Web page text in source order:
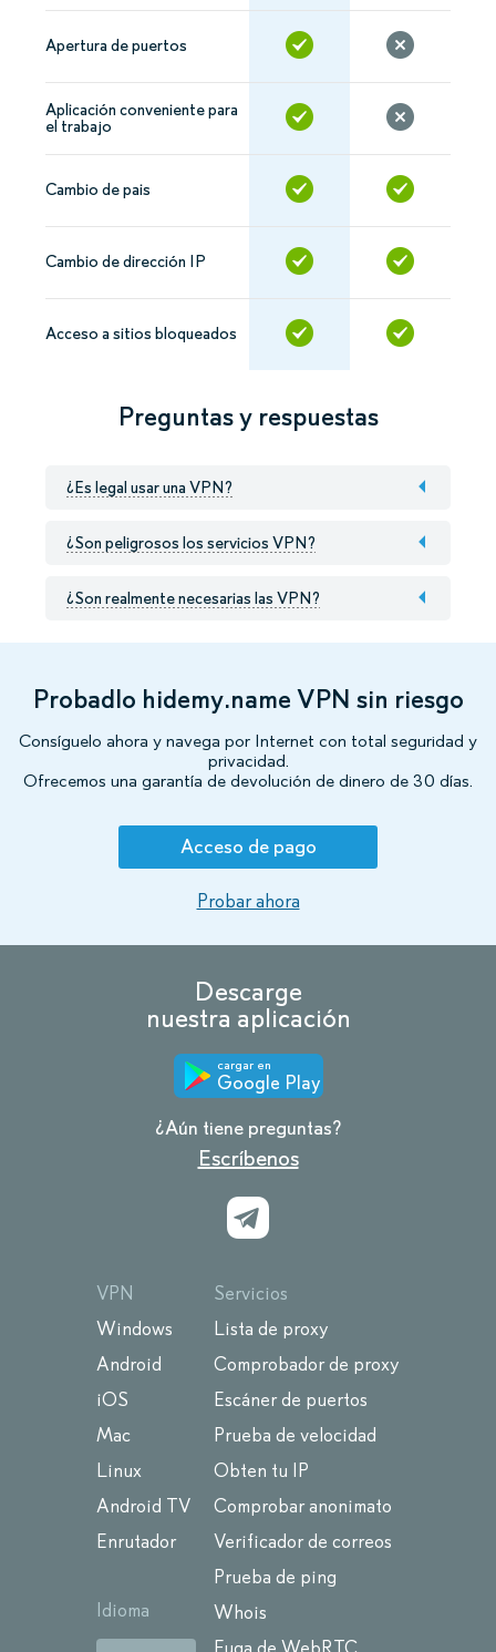
Apertura de puertos
Aplicación conveniente para
el trabajo
Cambio de pais
Cambio de dirección IP
Acceso a sitios bloqueados
Preguntas y respuestas
¿Es legal usar una VPN?
¿Son peligrosos los servicios VPN?
¿Son realmente necesarias las VPN?
Probadlo hidemy.name VPN sin riesgo
Consíguelo ahora y navega por Internet con total seguridad y
privacidad.
Ofrecemos una garantía de devolución de dinero de 30 días.
Acceso de pago
Probar ahora
Descarge
nuestra aplicación
cargar en
Google Play
¿Aún tiene preguntas?
Escríbenos
VPN
Windows
Android
iOS
Mac
Linux
Android TV
Enrutador
Idioma
Servicios
Lista de proxy
Comprobador de proxy
Escáner de puertos
Prueba de velocidad
Obten tu IP
Comprobar anonimato
Verificador de correos
Prueba de ping
Whois
Fuga de WebRTC